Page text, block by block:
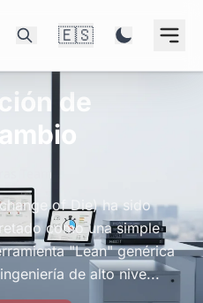
🇪🇸
de
Team
of Die) ha sido
como una simple
"Lean" genérica
de alto nive...